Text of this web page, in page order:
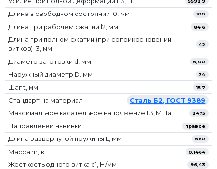
Длина в свободном состоянии l0, мм 100
Длина при рабочем сжатии l2, мм 84,6
Длина при полном сжатии (при соприкосновении
витков) l3, мм
42
Диаметр заготовки d, мм 6,00
Наружный диаметр D, мм 34
Шаг t, мм 15,7
Стандарт на материал
Сталь Б2, ГОСТ 9389
Максимальное касательное напряжение t3, МПа
2475
Направленеи навивки правое
Длина развернутой пружины L, мм 660
Масса m, кг 0,1464
Жесткость одного витка c1, Н/мм 96,43